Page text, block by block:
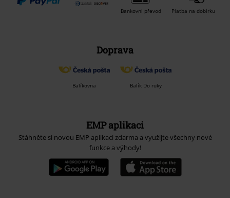
Bankovní převod Platba na dobírku
Doprava
Balíkovna Balík Do ruky
EMP aplikaci
Stáhněte si novou EMP aplikaci zdarma a využijte všechny nové
funkce a výhody!